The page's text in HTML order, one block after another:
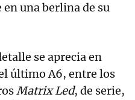
una berlina de su
se aprecia en
último A6, entre los
Matrix Led, de serie,